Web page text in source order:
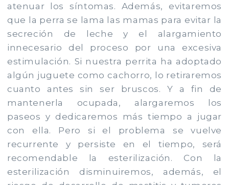
atenuar los síntomas. Además, evitaremos
que la perra se lama las mamas para evitar la
secreción de leche y el alargamiento
innecesario del proceso por una excesiva
estimulación. Si nuestra perrita ha adoptado
algún juguete como cachorro, lo retiraremos
cuanto antes sin ser bruscos. Y a fin de
mantenerla ocupada, alargaremos los
paseos y dedicaremos más tiempo a jugar
con ella. Pero si el problema se vuelve
recurrente y persiste en el tiempo, será
recomendable la esterilización. Con la
esterilización disminuiremos, además, el